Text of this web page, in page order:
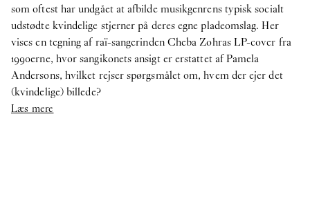
som oftest har undgået at afbilde musikgenrens typisk socialt
udstødte kvindelige stjerner på deres egne pladeomslag. Her
vises en tegning af raï-sangerinden Cheba Zohras LP-cover fra
1990erne, hvor sangikonets ansigt er erstattet af Pamela
Andersons, hvilket rejser spørgsmålet om, hvem der ejer det
(kvindelige) billede?
Læs mere